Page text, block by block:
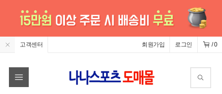
고객센터 /0
로그인
회원가입